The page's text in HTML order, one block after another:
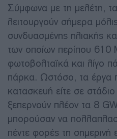
Σύμφωνα με τη μελέτη,
λειτουργούν σήμερα
συνδυασμένης ηλιακής
των οποίων περίπου 610
φωτοβολταϊκά και λίγο
πάρκα. Ωστόσο, τα έργα
κατασκευή είτε σε
ξεπερνούν πλέον τα 8
μπορούσαν να
πέντε φορές τη σημερινή